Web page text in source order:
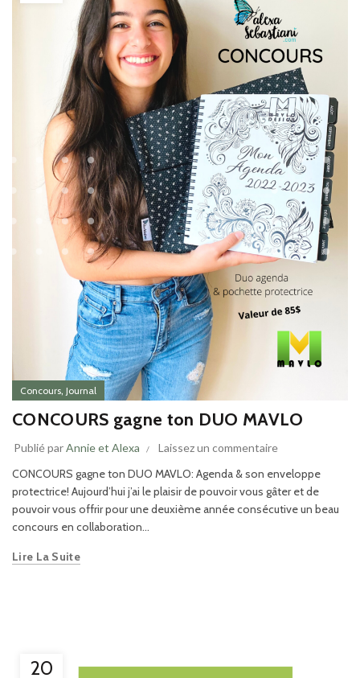
Concours, Journal
CONCOURS gagne ton DUO MAVLO
Publié parAnnie et Alexa Laissez un commentaire
CONCOURS gagne ton DUO MAVLO: Agenda & son enveloppe
protectrice! Aujourd’hui j’ai le plaisir de pouvoir vous gâter et de
pouvoir vous offrir pour une deuxième année consécutive un beau
concours en collaboration...
Lire La Suite
20